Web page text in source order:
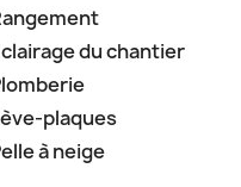
du chantier
plaques
à neige